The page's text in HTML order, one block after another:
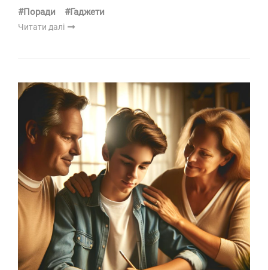
#Поради #Гаджети
Читати далі